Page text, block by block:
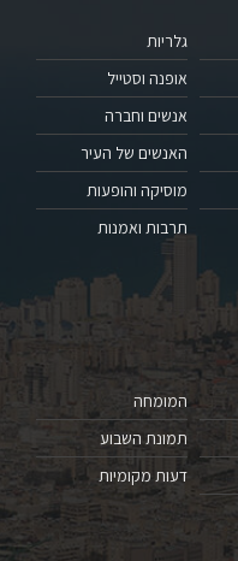
גלריות
אופנה וסטייל
אנשים וחברה
האנשים של העיר
מוסיקה והופעות
תרבות ואמנות
המומחה
תמונת השבוע
דעות מקומיות